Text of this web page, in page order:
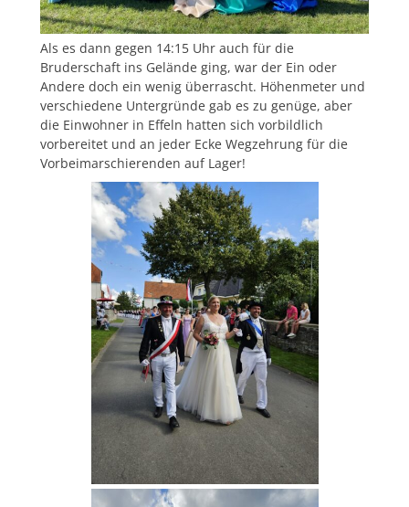
Als es dann gegen 14:15 Uhr auch für die
Bruderschaft ins Gelände ging, war der Ein oder
Andere doch ein wenig überrascht. Höhenmeter und
verschiedene Untergründe gab es zu genüge, aber
die Einwohner in Effeln hatten sich vorbildlich
vorbereitet und an jeder Ecke Wegzehrung für die
Vorbeimarschierenden auf Lager!